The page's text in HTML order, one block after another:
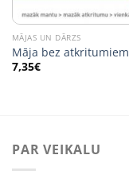
MĀJAS UN DĀRZS
Māja bez atkritumiem
7,35€
PAR VEIKALU